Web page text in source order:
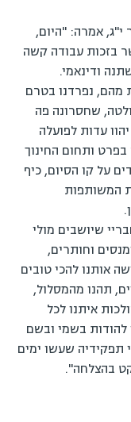
י"ג, אמרה: "היום,
בזכות עבודה קשה
ודינאמי.
מהם, נפרדנו בטרם
שחסרונה פה
עדות לפועלה
בפרט ותחום החינוך
על קו הסיום, כיף
המשותפות
שיושבים מולי
וחותרים,
אותנו להכי טובים
תהנו מהמסלול,
איתנו לכל
להודות בשמי ובשם
תפקידיה שעשו ימים
בהצלחה".